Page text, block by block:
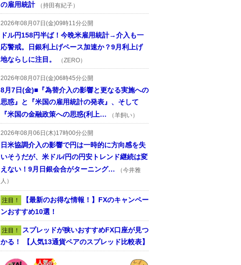
の雇用統計
（持田有紀子）
2026年08月07日(金)09時11分公開
ドル円158円半ば！今晩米雇用統計→介入も一
応警戒。日銀利上げペース加速か？9月利上げ
地ならしに注目。
（ZERO）
2026年08月07日(金)06時45分公開
8月7日(金)■『為替介入の影響と更なる実施への
思惑』と『米国の雇用統計の発表』、そして
『米国の金融政策への思惑(利上…
（羊飼い）
2026年08月06日(木)17時00分公開
日米協調介入の影響で円は一時的に方向感を失
いそうだが、米ドル/円の円安トレンド継続は変
えない！9月日銀会合がターニング…
（今井雅
人）
注目！ 【最新のお得な情報！】FXのキャンペー
ンおすすめ10選！
注目！ スプレッドが狭いおすすめFX口座が見つ
かる！ 【人気13通貨ペアのスプレッド比較表】